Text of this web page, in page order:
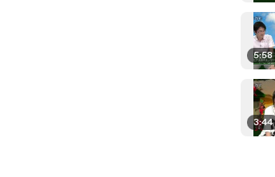
5:58
3:44